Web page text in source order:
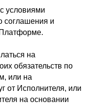
условиями
соглашения и
на
обязательств по
или на
от Исполнителя, или
на основании